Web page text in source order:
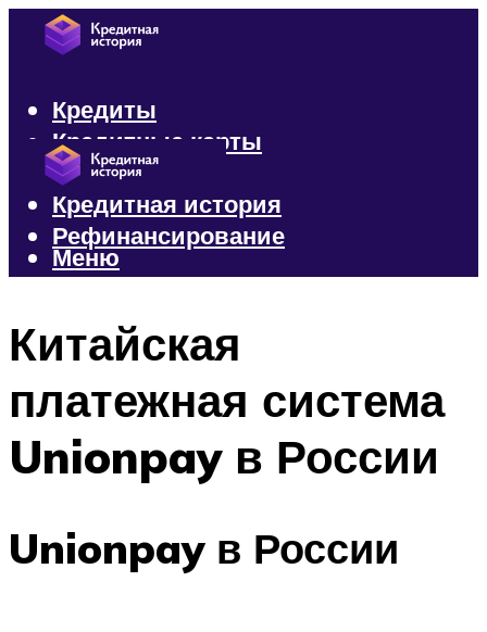
Кредиты
Кредитные карты
Микрозаймы
Кредитная история
Рефинансирование
Меню
Китайская
платежная система
Unionpay в России
Unionpay в России